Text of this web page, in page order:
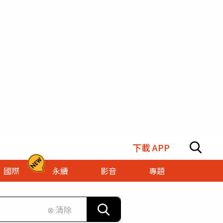
下載 APP
國際 永續 影音
專題
⊗ 清除